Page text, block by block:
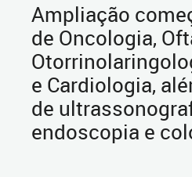
Ampliação
de Oncologia,
e Cardiologia,
de
endoscopia e